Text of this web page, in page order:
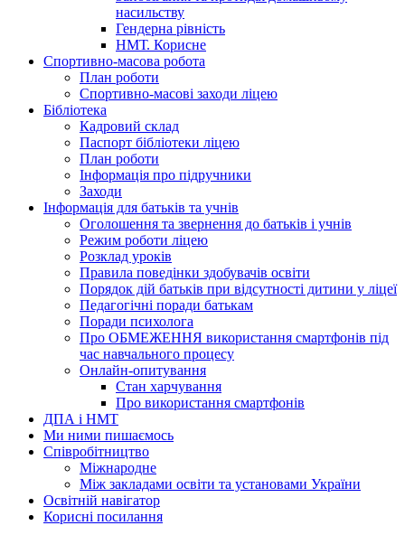
насильству
Гендерна рівність
НМТ. Корисне
Спортивно-масова робота
План роботи
Спортивно-масові заходи ліцею
Бібліотека
Кадровий склад
Паспорт бібліотеки ліцею
План роботи
Інформація про підручники
Заходи
Інформація для батьків та учнів
Оголошення та звернення до батьків і учнів
Режим роботи ліцею
Розклад уроків
Правила поведінки здобувачів освіти
Порядок дій батьків при відсутності дитини у ліцеї
Педагогічні поради батькам
Поради психолога
Про ОБМЕЖЕННЯ використання смартфонів під
час навчального процесу
Онлайн-опитування
Стан харчування
Про використання смартфонів
ДПА і НМТ
Ми ними пишаємось
Співробітництво
Міжнародне
Між закладами освіти та установами України
Освітній навігатор
Корисні посилання